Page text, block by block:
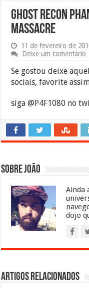
Ghost Recon
massacre
11 de fevereiro de
Deixe um comentário
Se gostou deixe
sociais, favorite
siga @P4F1080 no
Sobre João
Ainda
dojo
Artigos relacionados